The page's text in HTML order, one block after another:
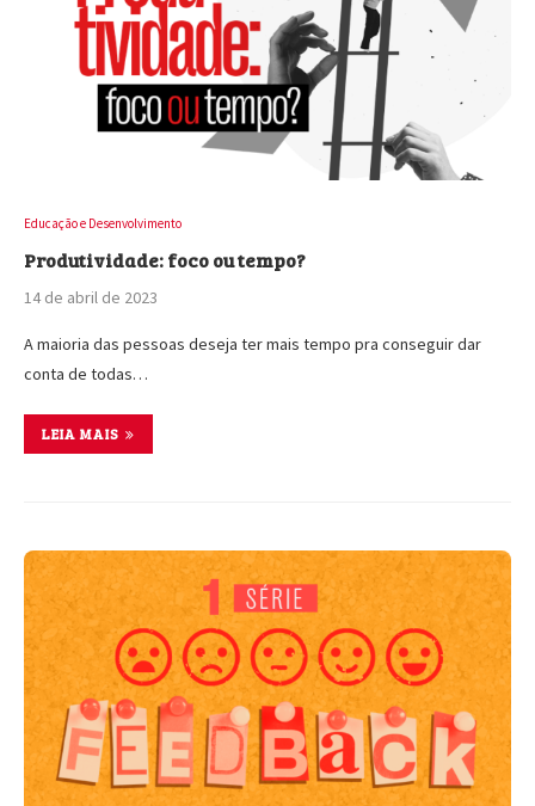
Educação e Desenvolvimento
Produtividade: foco ou tempo?
14 de abril de 2023
A maioria das pessoas deseja ter mais tempo pra conseguir dar
conta de todas…
LEIA MAIS